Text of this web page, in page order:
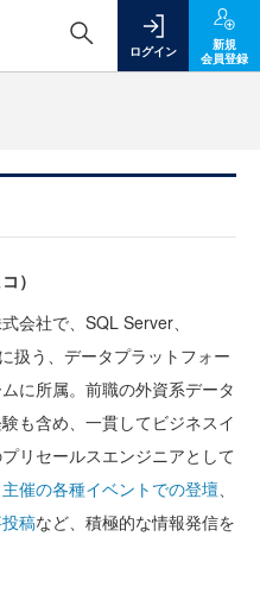
ログイン
新規
会員登録
）
会社で、SQL Server、
扱う、データプラットフォー
に所属。前職の外資系データ
も含め、一貫してビジネスイ
リセールスエンジニアとして
催の各種イベントでの登壇、
稿など、積極的な情報発信を